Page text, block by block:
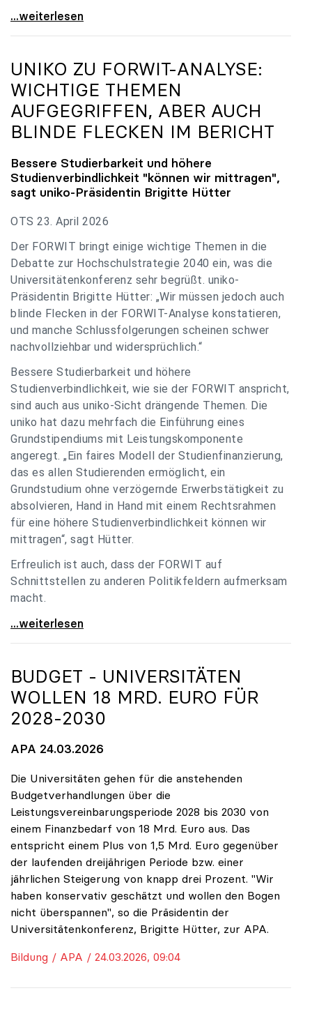
uniko zu Budgetverhandlungen: Universitäten sind
...weiterlesen
UNIKO ZU FORWIT-ANALYSE:
WICHTIGE THEMEN
AUFGEGRIFFEN, ABER AUCH
BLINDE FLECKEN IM BERICHT
Bessere Studierbarkeit und höhere
Studienverbindlichkeit "können wir mittragen",
sagt uniko-Präsidentin Brigitte Hütter
OTS 23. April 2026
Der FORWIT bringt einige wichtige Themen in die
Debatte zur Hochschulstrategie 2040 ein, was die
Universitätenkonferenz sehr begrüßt. uniko-
Präsidentin Brigitte Hütter: „Wir müssen jedoch auch
blinde Flecken in der FORWIT-Analyse konstatieren,
und manche Schlussfolgerungen scheinen schwer
nachvollziehbar und widersprüchlich.“
Bessere Studierbarkeit und höhere
Studienverbindlichkeit, wie sie der FORWIT anspricht,
sind auch aus uniko-Sicht drängende Themen. Die
uniko hat dazu mehrfach die Einführung eines
Grundstipendiums mit Leistungskomponente
angeregt. „Ein faires Modell der Studienfinanzierung,
das es allen Studierenden ermöglicht, ein
Grundstudium ohne verzögernde Erwerbstätigkeit zu
absolvieren, Hand in Hand mit einem Rechtsrahmen
für eine höhere Studienverbindlichkeit können wir
mittragen“, sagt Hütter.
Erfreulich ist auch, dass der FORWIT auf
Schnittstellen zu anderen Politikfeldern aufmerksam
macht.
uniko zu FORWIT-Analyse: Wichtige Themen
...weiterlesen
BUDGET - UNIVERSITÄTEN
WOLLEN 18 MRD. EURO FÜR
2028-2030
APA 24.03.2026
Die Universitäten gehen für die anstehenden
Budgetverhandlungen über die
Leistungsvereinbarungsperiode 2028 bis 2030 von
einem Finanzbedarf von 18 Mrd. Euro aus. Das
entspricht einem Plus von 1,5 Mrd. Euro gegenüber
der laufenden dreijährigen Periode bzw. einer
jährlichen Steigerung von knapp drei Prozent. "Wir
haben konservativ geschätzt und wollen den Bogen
nicht überspannen", so die Präsidentin der
Universitätenkonferenz, Brigitte Hütter, zur APA.
Bildung / APA / 24.03.2026, 09:04